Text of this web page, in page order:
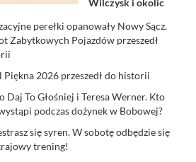
perełki opanowały Nowy Sącz.
Zabytkowych Pojazdów przeszedł
Piękna 2026 przeszedł do historii
Daj To Głośniej i Teresa Werner. Kto
podczas dożynek w Bobowej?
się syren. W sobotę odbędzie się
trening!